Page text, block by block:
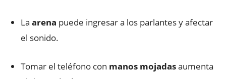
La arena puede ingresar a los parlantes y afectar
el sonido.
Tomar el teléfono con manos mojadasaumenta